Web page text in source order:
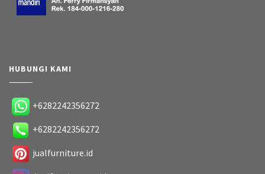
HUBUNGI KAMI
+6282242356272
+6282242356272
jualfurniture.id